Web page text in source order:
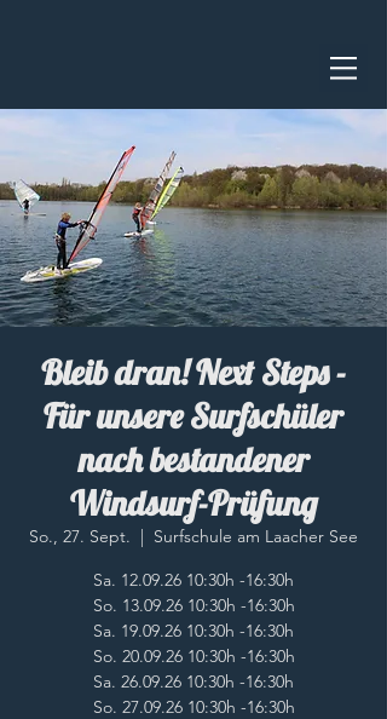
Bleib dran! Next Steps -
Für unsere Surfschüler
nach bestandener
Windsurf-Prüfung
So., 27. Sept.
  |
Surfschule am Laacher See
Sa. 12.09.26 10:30h -16:30h
So. 13.09.26 10:30h -16:30h
Sa. 19.09.26 10:30h -16:30h
So. 20.09.26 10:30h -16:30h
Sa. 26.09.26 10:30h -16:30h
So. 27.09.26 10:30h -16:30h